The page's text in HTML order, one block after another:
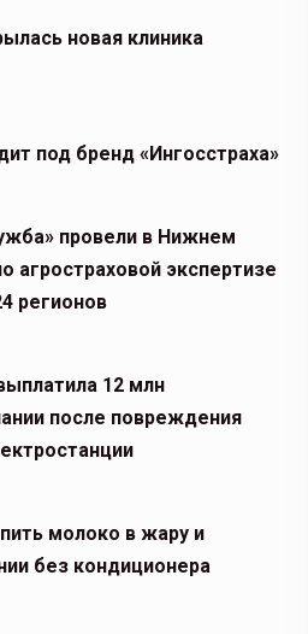
новая клиника
под бренд «Ингосстраха»
провели в Нижнем
агростраховой экспертизе
регионов
12 млн
после повреждения
молоко в жару и
без кондиционера